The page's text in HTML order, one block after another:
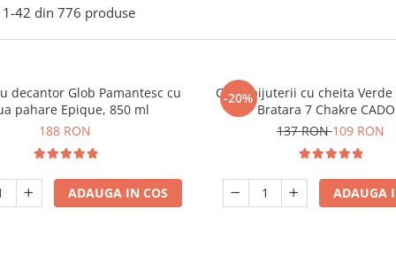
1-42 din 776 produse
decantor Glob Pamantesc cu
pahare Epique, 850 ml
188 RON
ADAUGA IN COS
-20%
Cutie bijuterii cu cheita
Bratara 7 Chakre
137 RON109 RON
ADAUGA